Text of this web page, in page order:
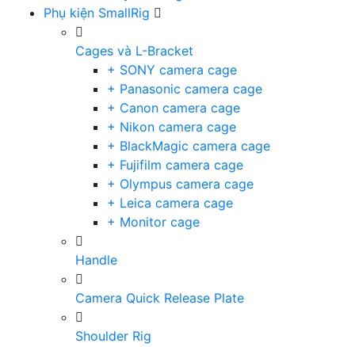
Phụ kiện SmallRig
Cages và L-Bracket
+ SONY camera cage
+ Panasonic camera cage
+ Canon camera cage
+ Nikon camera cage
+ BlackMagic camera cage
+ Fujifilm camera cage
+ Olympus camera cage
+ Leica camera cage
+ Monitor cage
Handle
Camera Quick Release Plate
Shoulder Rig